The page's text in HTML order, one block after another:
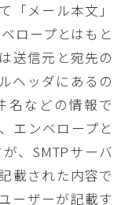
「メール本文」
ロープとはもと
送信元と宛先の
ヘッダにあるの
名などの情報で
エンベロープと
、SMTPサーバ
載された内容で
ーザーが記載す